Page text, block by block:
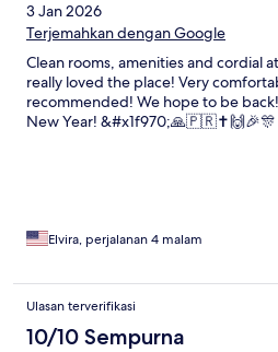
3 Jan 2026
Terjemahkan dengan Google
Clean rooms, amenities and cordial
really loved the place! Very
recommended! We hope to be
New Year! &#x1f970;🙏🇵🇷✝️🙌🎉🎊
Elvira, perjalanan 4 malam
Ulasan terverifikasi
10/10 Sempurna